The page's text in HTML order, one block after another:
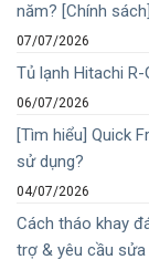
năm? [Chính sách]
07/07/2026
Tủ lạnh Hitachi
06/07/2026
[Tìm hiểu] Quick
sử dụng?
04/07/2026
Cách tháo khay
trợ & yêu cầu